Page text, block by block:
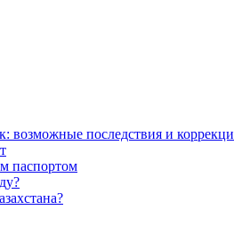
последствия и
паспортом